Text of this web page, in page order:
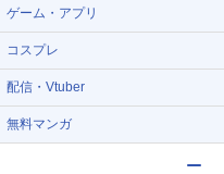
ゲーム・アプリ
コスプレ
配信・Vtuber
無料マンガ